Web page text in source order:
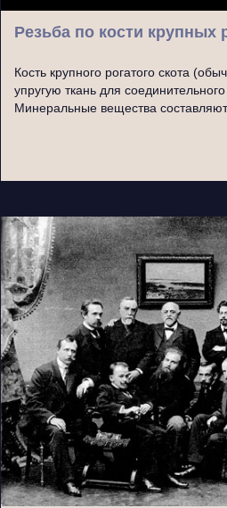
Резьба по кости крупных
Кость крупного рогатого скота
упругую ткань для
Минеральные вещества